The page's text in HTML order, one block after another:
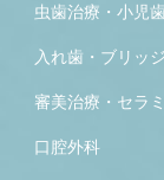
虫歯治療・小児
入れ歯・ブリッジ
審美治療・セラ
口腔外科